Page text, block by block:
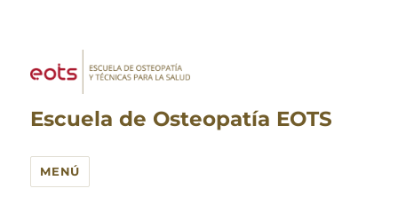
Escuela de Osteopatía EOTS
MENÚ